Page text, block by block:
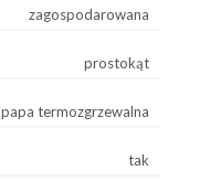
zagospodarowana
prostokąt
papa termozgrzewalna
tak